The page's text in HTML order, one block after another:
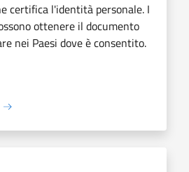
certifica l'identità personale. I
ottenere il documento
nei Paesi dove è consentito.